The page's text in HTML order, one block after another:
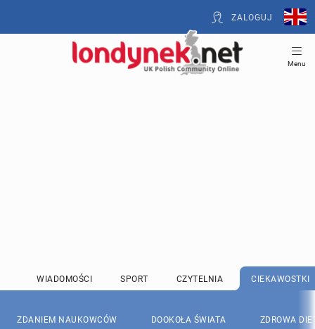
ZALOGUJ
Menu
WIADOMOŚCI SPORT CZYTELNIA CIEKAWOSTKI
ZDANIEM NAUKOWCÓW DOOKOŁA ŚWIATA ZDROWA